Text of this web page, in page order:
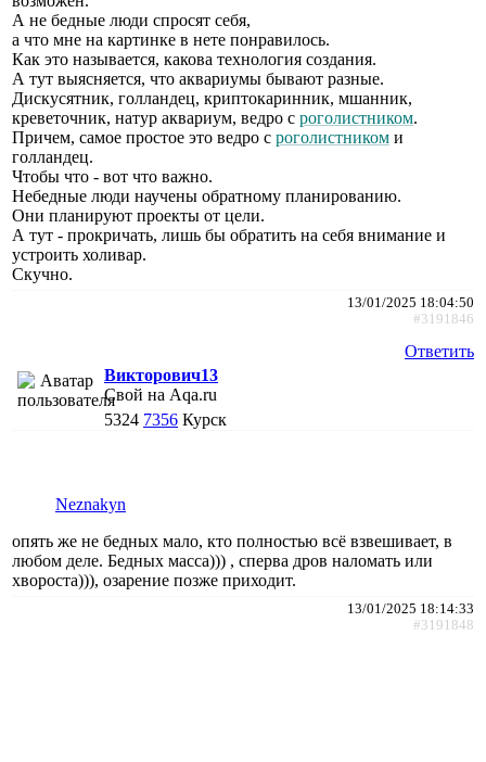
А не бедные люди спросят себя,
а что мне на картинке в нете понравилось.
Как это называется, какова технология создания.
А тут выясняется, что аквариумы бывают разные.
Дискусятник, голландец, криптокаринник, мшанник,
креветочник, натур аквариум, ведро с роголистником.
Причем, самое простое это ведро с роголистником и
голландец.
Чтобы что - вот что важно.
Небедные люди научены обратному планированию.
Они планируют проекты от цели.
А тут - прокричать, лишь бы обратить на себя внимание и
устроить холивар.
Скучно.
13/01/2025 18:04:50
#3191846
Ответить
Викторович13
Свой на Aqa.ru
5324 7356 Курск
Neznakyn
опять же не бедных мало, кто полностью всё взвешивает, в
любом деле. Бедных масса))) , сперва дров наломать или
хвороста))), озарение позже приходит.
13/01/2025 18:14:33
#3191848